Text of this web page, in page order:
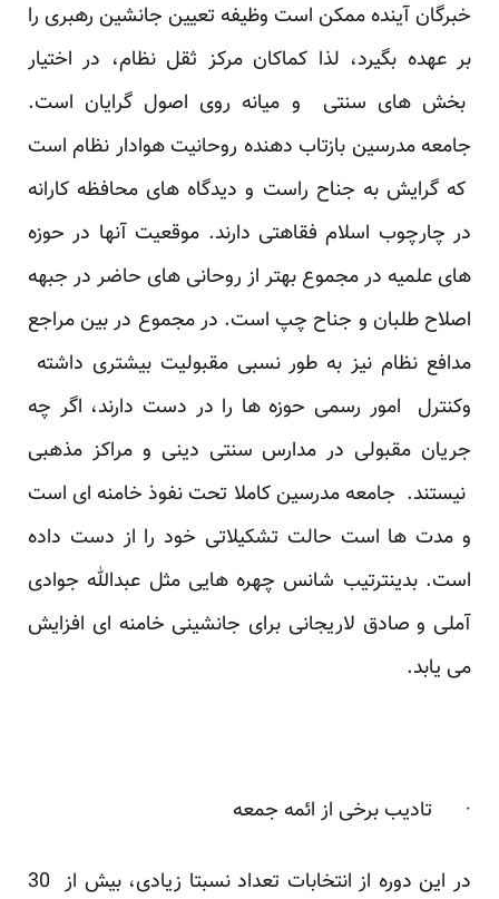
خبرگان آینده ممکن است وظیفه تعیین جانشین رهبری را
بر عهده بگیرد، لذا کماکان مرکز ثقل نظام، در اختیار
بخش های سنتی و میانه روی اصول گرایان است.
جامعه مدرسین بازتاب دهنده روحانیت هوادار نظام است
که گرایش به جناح راست و دیدگاه های محافظه کارانه
در چارچوب اسلام فقاهتی دارند. موقعیت آنها در حوزه
های علمیه در مجموع بهتر از روحانی های حاضر در جبهه
اصلاح طلبان و جناح چپ است. در مجموع در بین مراجع
مدافع نظام نیز به طور نسبی مقبولیت بیشتری داشته
وکنترل امور رسمی حوزه ها را در دست دارند، اگر چه
جریان مقبولی در مدارس سنتی دینی و مراکز مذهبی
نیستند. جامعه مدرسین کاملا تحت نفوذ خامنه ای است
و مدت ها است حالت تشکیلاتی خود را از دست داده
است. بدینترتیب شانس چهره هایی مثل عبدالله جوادی
آملی و صادق لاریجانی برای جانشینی خامنه ای افزایش
می یابد.
· تادیب برخی از ائمه جمعه
در این دوره از انتخابات تعداد نسبتا زیادی، بیش از 30